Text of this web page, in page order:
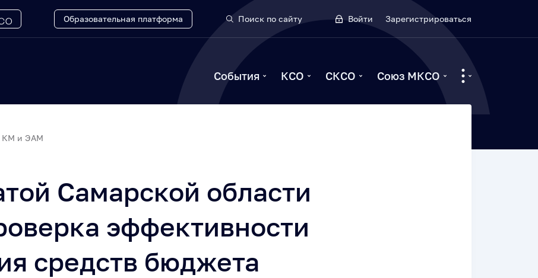
Образовательная платформа Поиск по сайту Войти Зарегистрироваться
События КСО СКСО Союз МКСО
КМ и ЭАМ
Самарской области
эффективности
средств бюджета